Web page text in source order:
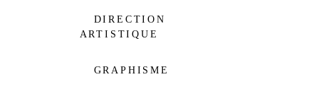
DIRECTION
ARTISTIQUE
GRAPHISME